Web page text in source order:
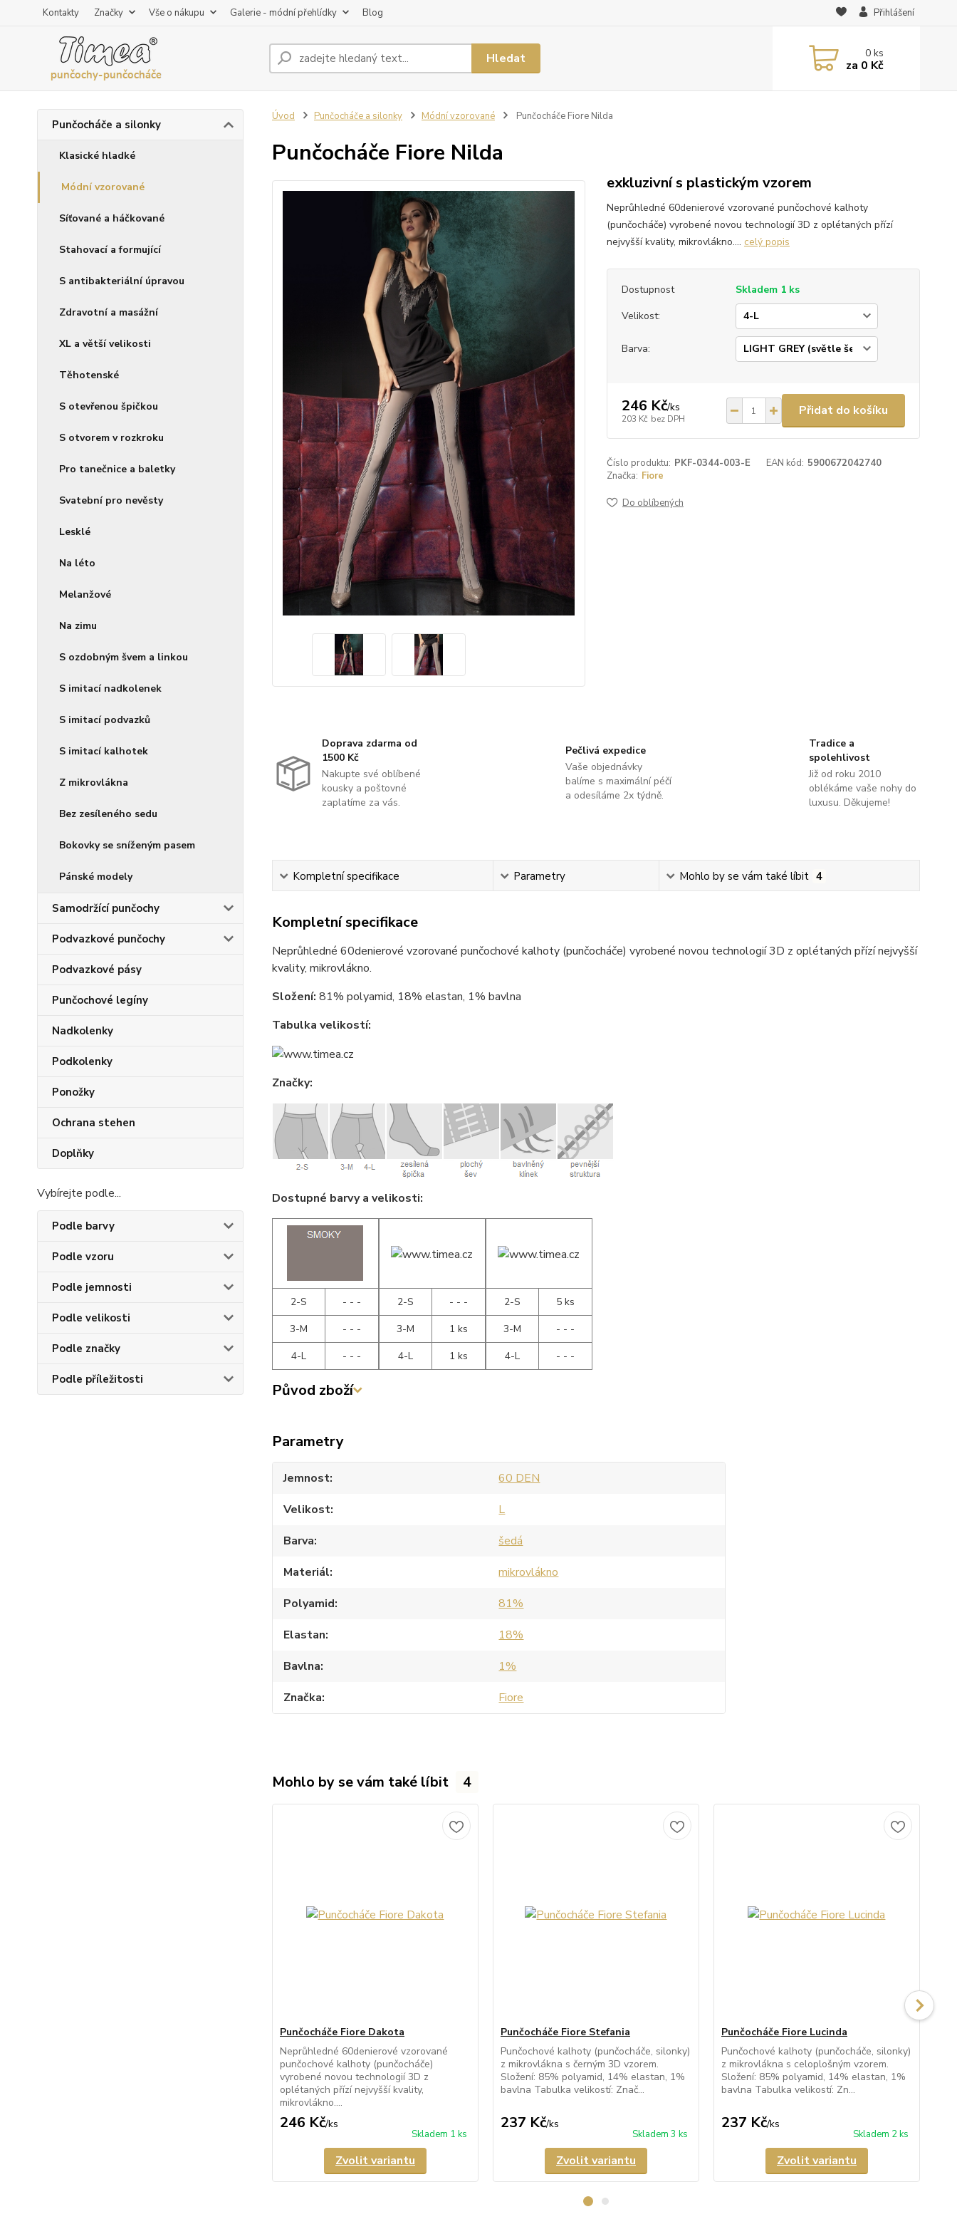
Kontakty Značky Vše o nákupu Galerie - módní přehlídky Blog Přihlášení
Hledat 0ks
za 0 Kč
Punčocháče a silonky
Klasické hladké
Módní vzorované
Síťované a háčkované
Stahovací a formující
S antibakteriální úpravou
Zdravotní a masážní
XL a větší velikosti
Těhotenské
S otevřenou špičkou
S otvorem v rozkroku
Pro tanečnice a baletky
Svatební pro nevěsty
Lesklé
Na léto
Melanžové
Na zimu
S ozdobným švem a linkou
S imitací nadkolenek
S imitací podvazků
S imitací kalhotek
Z mikrovlákna
Bez zesíleného sedu
Bokovky se sníženým pasem
Pánské modely
Samodržící punčochy
Podvazkové punčochy
Podvazkové pásy
Punčochové legíny
Nadkolenky
Podkolenky
Ponožky
Ochrana stehen
Doplňky
Vybírejte podle...
Podle barvy
Podle vzoru
Podle jemnosti
Podle velikosti
Podle značky
Podle příležitosti
Úvod Punčocháče a silonky Módní vzorované Punčocháče Fiore Nilda
Punčocháče Fiore Nilda
exkluzivní s plastickým vzorem
Neprůhledné 60denierové vzorované punčochové kalhoty
(punčocháče) vyrobené novou technologií 3D z oplétaných přízí
nejvyšší kvality, mikrovlákno.... celý popis
Dostupnost
Skladem 1 ks
Velikost:
Barva:
246 Kč/ks
203 Kč bez DPH
Přidat do košíku
Číslo produktu: PKF-0344-003-E EAN kód: 5900672042740
Značka: Fiore
Do oblíbených
Doprava zdarma od
1500 Kč
Nakupte své oblíbené
kousky a poštovné
zaplatíme za vás.
Pečlivá expedice
Vaše objednávky
balíme s maximální péčí
a odesíláme 2x týdně.
Tradice a
spolehlivost
Již od roku 2010
oblékáme vaše nohy do
luxusu. Děkujeme!
Kompletní specifikace Parametry Mohlo by se vám také líbit 4
Kompletní specifikace
Neprůhledné 60denierové vzorované punčochové kalhoty (punčocháče) vyrobené novou technologií 3D z oplétaných přízí nejvyšší
kvality, mikrovlákno.
Složení: 81% polyamid, 18% elastan, 1% bavlna
Tabulka velikostí:
Značky:
Dostupné barvy a velikosti:
2-S
- - -
3-M
- - -
4-L
- - -
2-S
- - -
3-M
1 ks
4-L
1 ks
2-S
5 ks
3-M
- - -
4-L
- - -
Původ zboží
Parametry
Jemnost
60 DEN
Velikost
L
Barva
šedá
Materiál
mikrovlákno
Polyamid
81%
Elastan
18%
Bavlna
1%
Značka
Fiore
Mohlo by se vám také líbit 4
Punčocháče Fiore Dakota
Neprůhledné 60denierové vzorované
punčochové kalhoty (punčocháče)
vyrobené novou technologií 3D z
oplétaných přízí nejvyšší kvality,
mikrovlákno....
246 Kč/ks
Skladem 1 ks
Zvolit variantu
Punčocháče Fiore Stefania
Punčochové kalhoty (punčocháče, silonky)
z mikrovlákna s černým 3D vzorem.
Složení: 85% polyamid, 14% elastan, 1%
bavlna Tabulka velikostí: Znač...
237 Kč/ks
Skladem 3 ks
Zvolit variantu
Punčocháče Fiore Lucinda
Punčochové kalhoty (punčocháče, silonky)
z mikrovlákna s celoplošným vzorem.
Složení: 85% polyamid, 14% elastan, 1%
bavlna Tabulka velikostí: Zn...
237 Kč/ks
Skladem 2 ks
Zvolit variantu